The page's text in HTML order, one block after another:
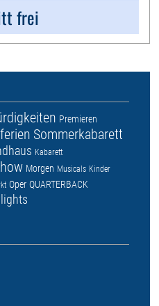
frei
Premieren
Sommerkabarett
Kabarett
Morgen Musicals Kinder
Oper QUARTERBACK